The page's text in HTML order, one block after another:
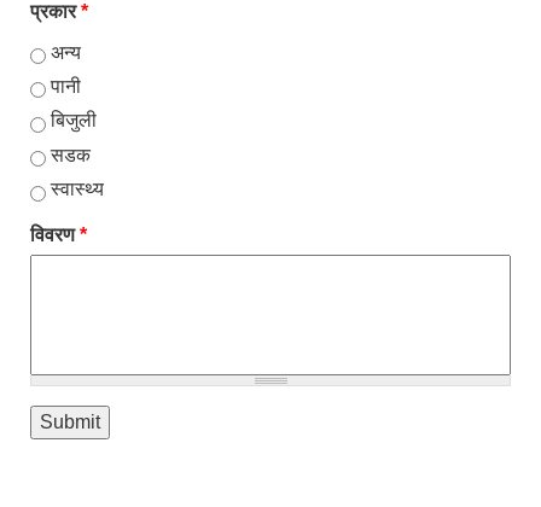
प्रकार*
अन्य
पानी
बिजुली
सडक
स्वास्थ्य
विवरण*